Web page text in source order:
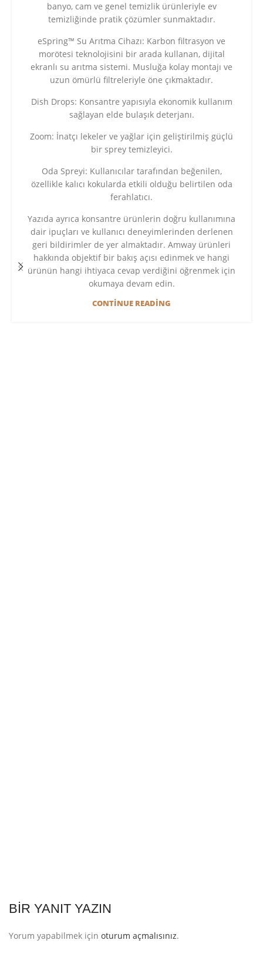
banyo, cam ve genel temizlik ürünleriyle ev
temizliğinde pratik çözümler sunmaktadır.
eSpring™ Su Arıtma Cihazı: Karbon filtrasyon ve
morötesi teknolojisini bir arada kullanan, dijital
ekranlı su arıtma sistemi. Musluğa kolay montajı ve
uzun ömürlü filtreleriyle öne çıkmaktadır.
Dish Drops: Konsantre yapısıyla ekonomik kullanım
sağlayan elde bulaşık deterjanı.
Zoom: İnatçı lekeler ve yağlar için geliştirilmiş güçlü
bir sprey temizleyici.
Oda Spreyi: Kullanıcılar tarafından beğenilen,
özellikle kalıcı kokularda etkili olduğu belirtilen oda
ferahlatıcı.
Yazıda ayrıca konsantre ürünlerin doğru kullanımına
dair ipuçları ve kullanıcı deneyimlerinden derlenen
geri bildirimler de yer almaktadır. Amway ürünleri
hakkında objektif bir bakış açısı edinmek ve hangi
ürünün hangi ihtiyaca cevap verdiğini öğrenmek için
okumaya devam edin.
CONTINUE READING
BIR YANIT YAZIN
Yorum yapabilmek için oturum açmalısınız.